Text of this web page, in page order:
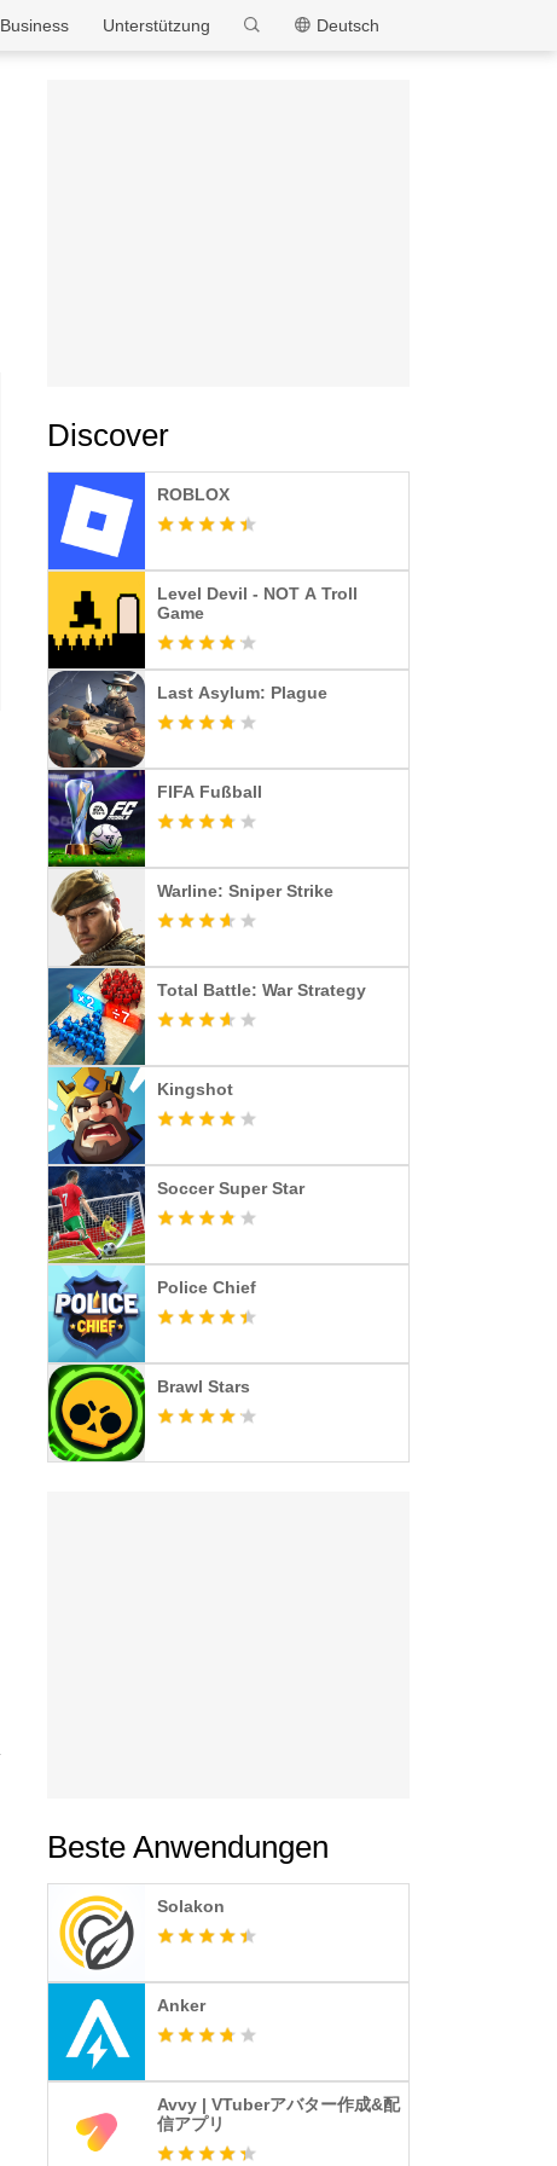
MEmu
Deutsch
Unterstützung
Business
Discover
ROBLOX
Level Devil - NOT A Troll
Game
Last Asylum: Plague
FIFA Fußball
Warline: Sniper Strike
Total Battle: War Strategy
Kingshot
Soccer Super Star
Police Chief
Brawl Stars
Beste Anwendungen
Solakon
Anker
Avvy | VTuberアバター作成&配
信アプリ